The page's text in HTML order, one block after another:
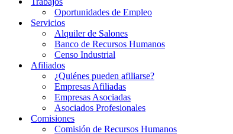
Oportunidades de Empleo
Servicios
Alquiler de Salones
Banco de Recursos Humanos
Censo Industrial
Afiliados
¿Quiénes pueden afiliarse?
Empresas Afiliadas
Empresas Asociadas
Asociados Profesionales
Comisiones
Comisión de Recursos Humanos